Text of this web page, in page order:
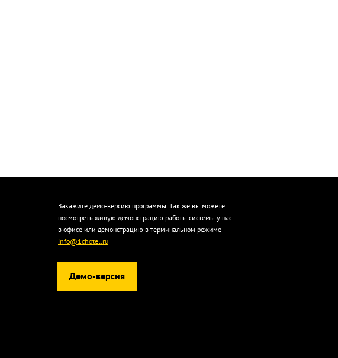
Закажите демо-версию программы. Так же вы можете
посмотреть живую демонстрацию работы системы у нас
в офисе или демонстрацию в терминальном режиме —
info@1chotel.ru
Демо-версия